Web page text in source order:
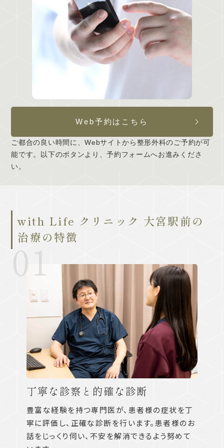
Web予約はこちら
ご都合の良い時間に、Webサイトから整形外科のご予約が可
能です。以下のボタンより、予約フォームへお進みくださ
い。
with Life クリニック 大宮駅前の
治療の特徴
01
丁寧な診察と的確な診断
豊富な経験を持つ専門医が、患者様の症状を丁
寧に評価し、正確な診断を行います。患者様のお
話をじっくり伺い、不安を解消できるよう努めて